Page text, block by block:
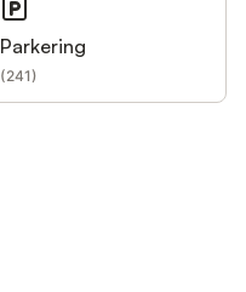
Parkering
(241)